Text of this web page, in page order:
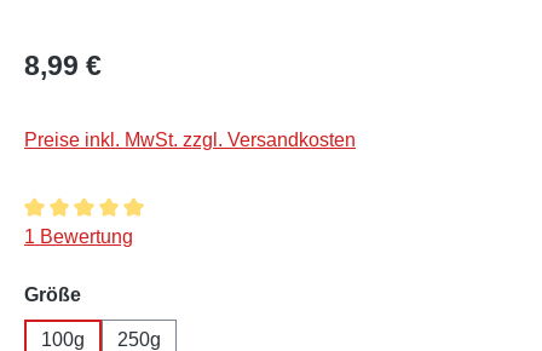
Regulärer Preis:
8,99 €
Preise inkl. MwSt. zzgl. Versandkosten
Durchschnittliche Bewertung von 5 von 5 Sternen
1 Bewertung
Größeauswählen
100g 250g